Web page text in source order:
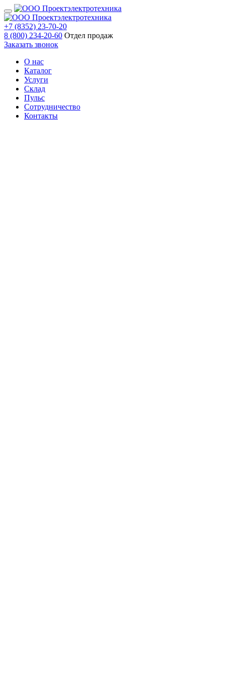
+7 (8352) 23-70-20
8 (800) 234-20-60 Отдел продаж
Заказать звонок
О нас
Каталог
Услуги
Склад
Пульс
Сотрудничество
Контакты